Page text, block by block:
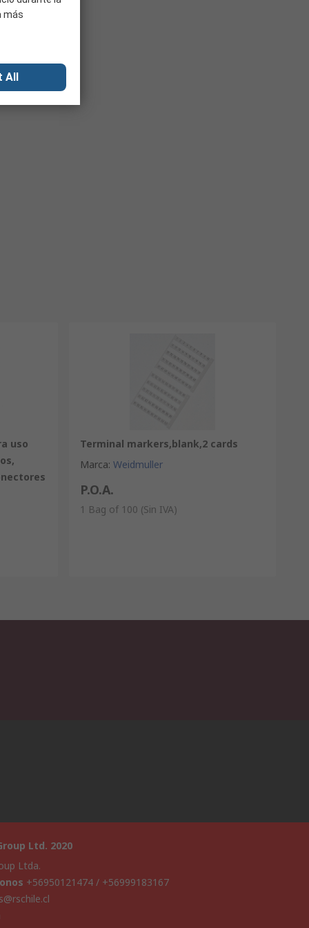
uso
Terminal markers,blank,2 cards
Marca: Weidmuller
P.O.A.
1 Bag of 100 (Sin IVA)
Ltd. 2020
Ltda.
+56950121474 / +56999183167
más
All